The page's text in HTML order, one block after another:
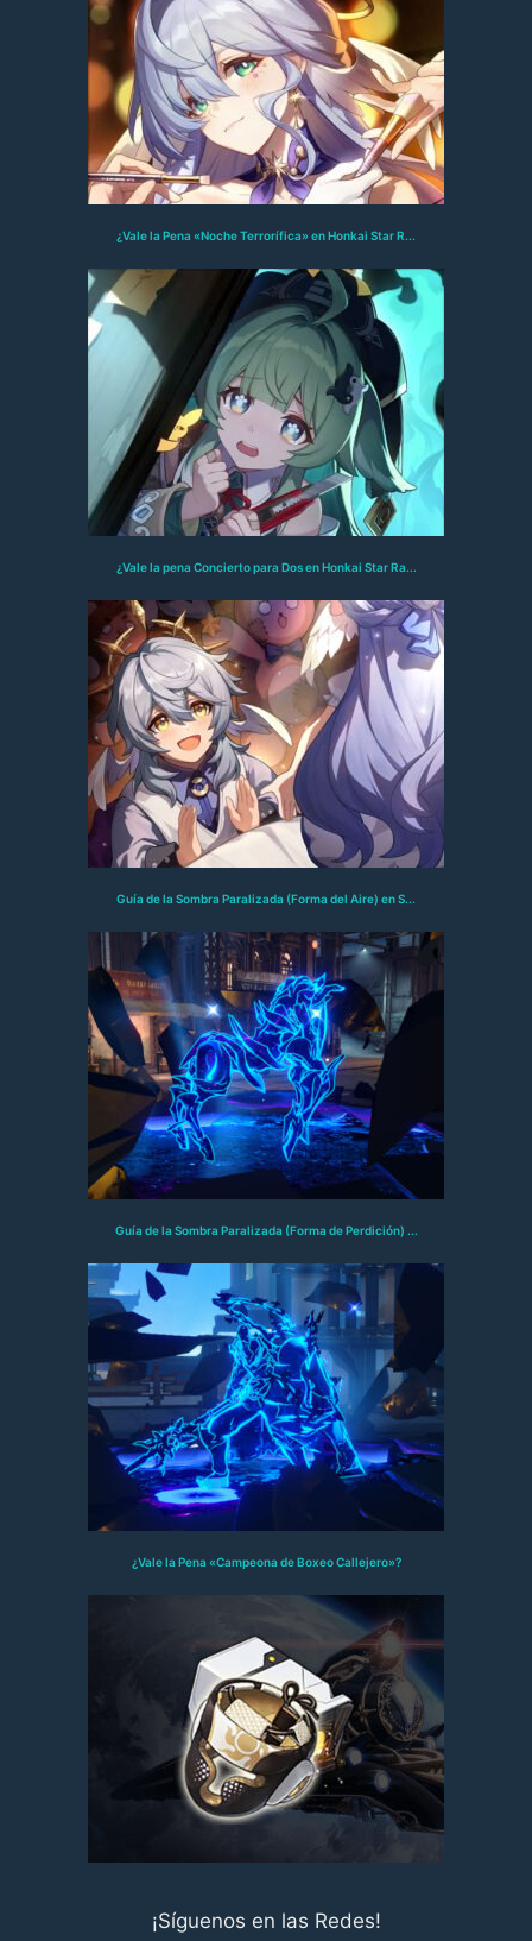
¿Vale la Pena «Noche Terrorífica» en Honkai Star R...
¿Vale la pena Concierto para Dos en Honkai Star Ra...
Guía de la Sombra Paralizada (Forma del Aire) en S...
Guía de la Sombra Paralizada (Forma de Perdición) ...
¿Vale la Pena «Campeona de Boxeo Callejero»?
¡Síguenos en las Redes!